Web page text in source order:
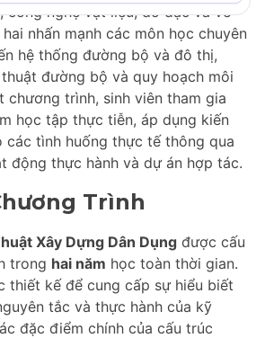
công nghệ vật liệu, đo đạc và vẽ
nhấn mạnh các môn học chuyên
hệ thống đường bộ và đô thị,
đường bộ và quy hoạch môi
chương trình, sinh viên tham gia
học tập thực tiễn, áp dụng kiến
các tình huống thực tế thông qua
động thực hành và dự án hợp tác.
Trình
Xây Dựng Dân Dụng được cấu
trong hai năm học toàn thời gian.
thiết kế để cung cấp sự hiểu biết
tắc và thực hành của kỹ
đặc điểm chính của cấu trúc